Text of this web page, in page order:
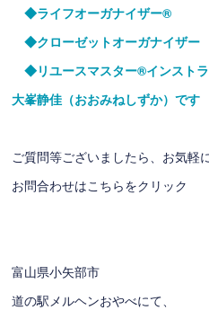
◆ライフオーガナイザー®
◆クローゼットオーガナイザー
◆リユースマスター®インスト
大峯静佳（おおみねしずか）です
ご質問等ございましたら、お気軽
お問合わせはこちらをクリック
富山県小矢部市
道の駅メルヘンおやべにて、